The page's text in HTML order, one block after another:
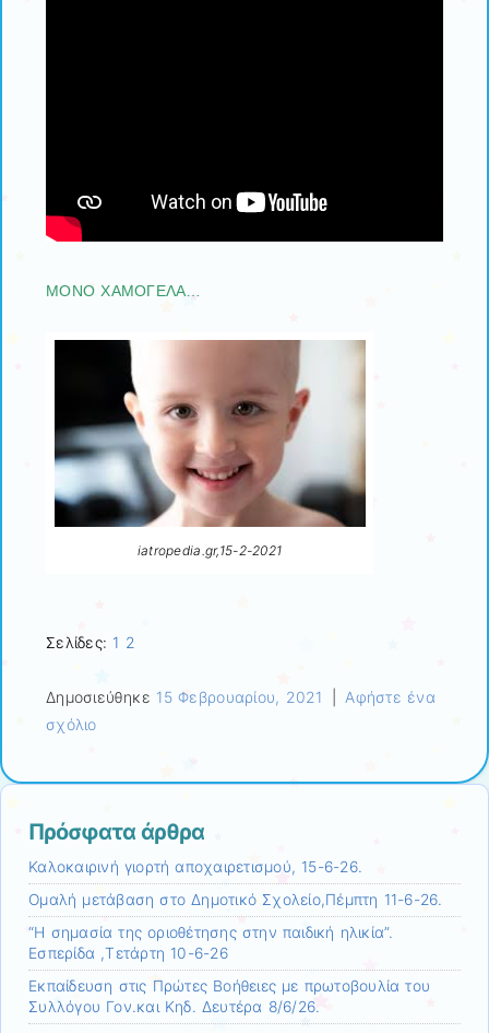
ΜΟΝΟ ΧΑΜΟΓΕΛΑ…
iatropedia.gr,15-2-2021
Σελίδες: 1 2
Δημοσιεύθηκε 15 Φεβρουαρίου, 2021
Αφήστε ένα
σχόλιο
Πρόσφατα άρθρα
Καλοκαιρινή γιορτή αποχαιρετισμού, 15-6-26.
Ομαλή μετάβαση στο Δημοτικό Σχολείο,Πέμπτη 11-6-26.
“Η σημασία της οριοθέτησης στην παιδική ηλικία”.
Εσπερίδα ,Τετάρτη 10-6-26
Εκπαίδευση στις Πρώτες Βοήθειες με πρωτοβουλία του
Συλλόγου Γον.και Κηδ. Δευτέρα 8/6/26.